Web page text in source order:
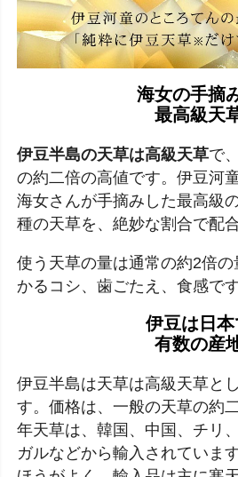
海女の手摘
最高級天
伊豆半島の天草は高級天草で
の約二倍の高値です。伊豆河
海女さんが手摘みした最高級
種の天草を、絶妙な割合で配
使う天草の量は通常の約2倍
かるコシ、歯ごたえ、食感です
伊豆は日本
有数の産
伊豆半島は天草は高級天草と
す。価格は、一般の天草の約
年天草は、韓国、中国、チリ
ガルなどから輸入されていま